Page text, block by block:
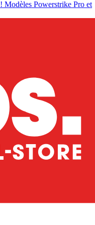
! Modèles Powerstrike Pro et